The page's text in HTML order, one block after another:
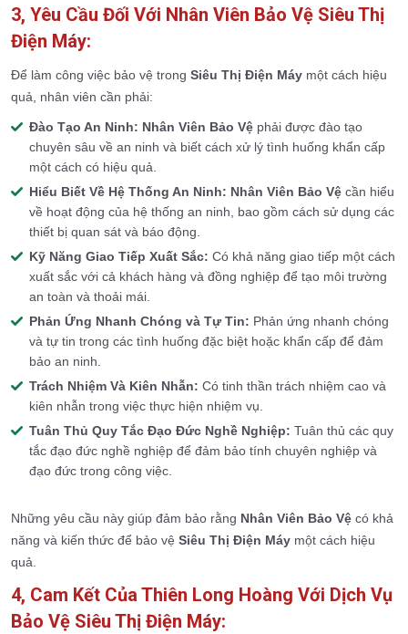
3, Yêu Cầu Đối Với Nhân Viên Bảo Vệ Siêu Thị
Điện Máy:
Để làm công việc bảo vệ trong Siêu Thị Điện Máy một cách hiệu
quả, nhân viên cần phải:
Đào Tạo An Ninh: Nhân Viên Bảo Vệ phải được đào tạo
chuyên sâu về an ninh và biết cách xử lý tình huống khẩn cấp
một cách có hiệu quả.
Hiểu Biết Về Hệ Thống An Ninh: Nhân Viên Bảo Vệ cần hiểu
về hoạt động của hệ thống an ninh, bao gồm cách sử dụng các
thiết bị quan sát và báo động.
Kỹ Năng Giao Tiếp Xuất Sắc: Có khả năng giao tiếp một cách
xuất sắc với cả khách hàng và đồng nghiệp để tạo môi trường
an toàn và thoải mái.
Phản Ứng Nhanh Chóng và Tự Tin: Phản ứng nhanh chóng
và tự tin trong các tình huống đặc biệt hoặc khẩn cấp để đảm
bảo an ninh.
Trách Nhiệm Và Kiên Nhẫn: Có tinh thần trách nhiệm cao và
kiên nhẫn trong việc thực hiện nhiệm vụ.
Tuân Thủ Quy Tắc Đạo Đức Nghề Nghiệp: Tuân thủ các quy
tắc đạo đức nghề nghiệp để đảm bảo tính chuyên nghiệp và
đạo đức trong công việc.
Những yêu cầu này giúp đảm bảo rằng Nhân Viên Bảo Vệ có khả
năng và kiến thức để bảo vệ Siêu Thị Điện Máy một cách hiệu
quả.
4, Cam Kết Của Thiên Long Hoàng Với Dịch Vụ
Bảo Vệ Siêu Thị Điện Máy: